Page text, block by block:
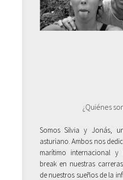
¿Quiénes
Somos Silvia y Jonás,
asturiano. Ambos nos
marítimo internacional
break en nuestras
de nuestros sueños de la